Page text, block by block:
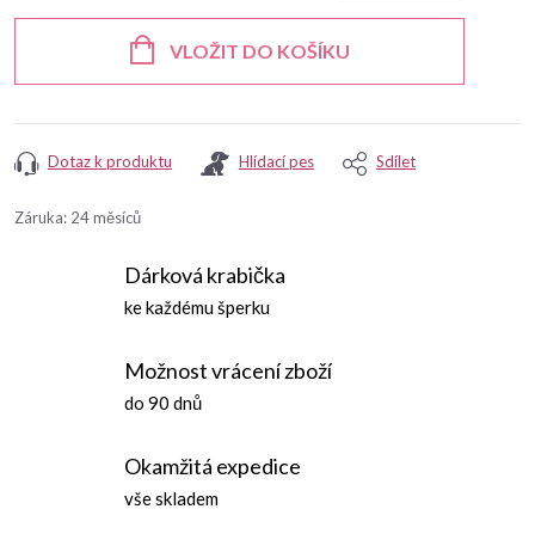
VLOŽIT DO KOŠÍKU
Dotaz k produktu Hlídací pes Sdílet
Záruka: 24 měsíců
Dárková krabička
ke každému šperku
Možnost vrácení zboží
do 90 dnů
Okamžitá expedice
vše skladem